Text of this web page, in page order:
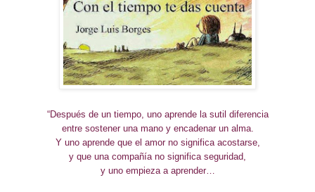
“Después de un tiempo, uno aprende la sutil diferencia
entre sostener una mano y encadenar un alma.
Y uno aprende que el amor no significa acostarse,
y que una compañía no significa seguridad,
y uno empieza a aprender…